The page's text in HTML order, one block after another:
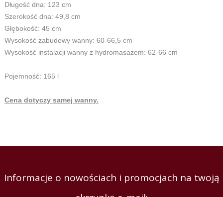
Długość dna: 123 cm
Szerokość dna: 49,8 cm
Głębokość: 45 cm
Wysokość zabudowy wanny: 60-66,5 cm
Wysokość instalacji wanny z hydromasażem: 62-66 cm
Pojemność: 165 l
Cena dotyczy samej wanny.
Informacje o nowościach i promocjach na twoją